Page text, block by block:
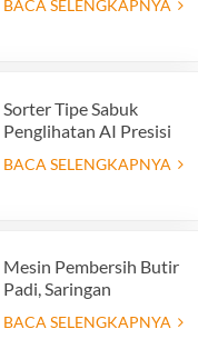
Tenaga Kerja dengan
BACA SELENGKAPNYA
Sorter Tipe Sabuk
Penglihatan AI Presisi
BACA SELENGKAPNYA
Mesin Pembersih Butir
Padi, Saringan
Ayakan Getar,
BACA SELENGKAPNYA